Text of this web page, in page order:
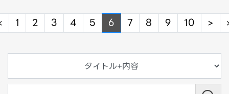
Previous
1 2 3 4 5 6 7 8 9 10 >